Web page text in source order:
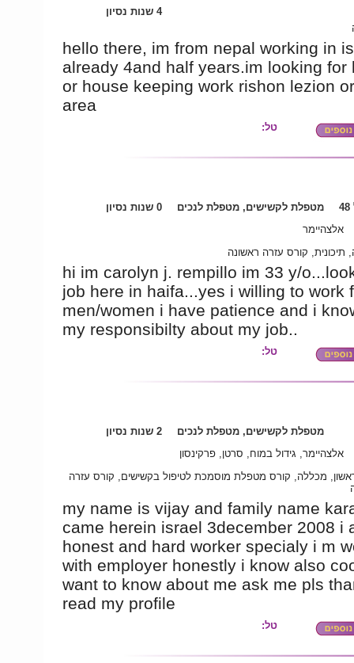
4 שנות נסיון
hello there, im from nepal working in
already 4and half years.im looking for
or house keeping work rishon lezion
area
טל:
מטפלת לקשישים, מטפלת לנכים
0 שנות נסיון
אלצהיימר
תיכונית, קורס עזרה ראשונה
hi im carolyn j. rempillo im 33 y/
job here in haifa...yes i willing to work
men/women i have patience and i
my responsibilty about my job..
טל:
מטפלת לקשישים, מטפלת לנכים
2 שנות נסיון
אלצהיימר, גידול במוח, סרטן, פרקינסון
מכללה, קורס מטפלת מוסמכת לטיפול בקשישים, קורס עזרה
my name is vijay and family name
came herein israel 3december 2008 i
honest and hard worker specialy i m
with employer honestly i know also
want to know about me ask me pls
read my profile
טל: